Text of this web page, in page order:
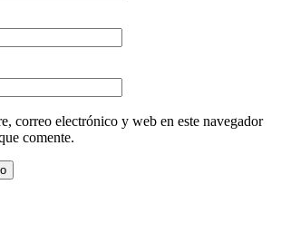
correo electrónico y web en este navegador
comente.